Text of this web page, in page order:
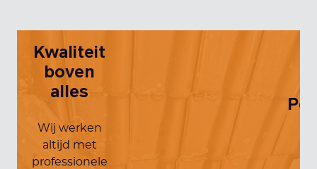
Kwaliteit
boven
alles
Wij werken
altijd met
professionele